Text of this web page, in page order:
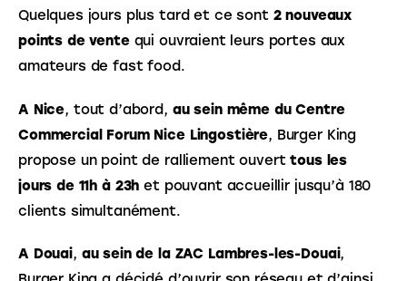
Quelques jours plus tard et ce sont 2 nouveaux
points de vente qui ouvraient leurs portes aux
amateurs de fast food.
A Nice, tout d’abord, au sein même du Centre
Commercial Forum Nice Lingostière, Burger King
propose un point de ralliement ouvert tous les
jours de 11h à 23h et pouvant accueillir jusqu’à 180
clients simultanément.
A Douai, au sein de la ZAC Lambres-les-Douai,